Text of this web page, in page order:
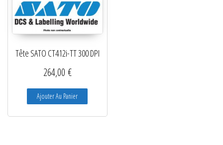
Tête SATO CT412i-TT 300 DPI
264,00 €
Ajouter Au Panier